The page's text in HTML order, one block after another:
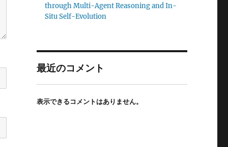
through Multi-Agent Reasoning and In-
Situ Self-Evolution
最近のコメント
表示できるコメントはありません。